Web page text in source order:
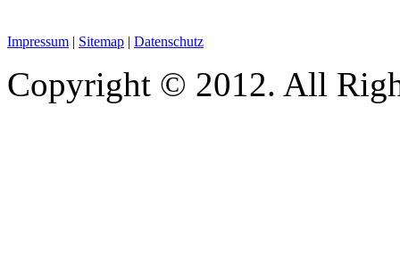
Impressum | Sitemap | Datenschutz
Copyright © 2012. All